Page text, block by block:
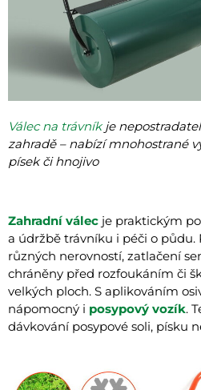
Válec na trávníkje
zahradě – nabízí mnohostrané
písek či hnojivo
Zahradní válec je praktickým
a údržbě trávníku i péči o půdu.
různých nerovností, zatlačení
chráněny před rozfoukáním či
velkých ploch. S aplikováním
nápomocný i posypový vozík.
dávkování posypové soli, písku